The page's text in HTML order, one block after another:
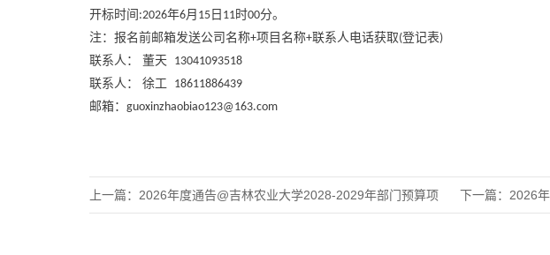
开标时间 :2026年6月 15日 11时00分。
注：报名前邮箱发送公司名称+项目名称+联系人电话获取(登记表)
联系人：
董天
13041093518
联系人：
徐工
18611886439
邮箱： guoxinzhaobiao123@163.com
上一篇： 2026年度通告@吉林农业大学2028-2029年部门预算项 下一篇： 2026年